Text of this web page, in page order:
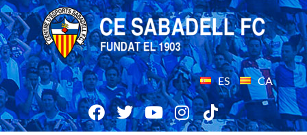
ES CA